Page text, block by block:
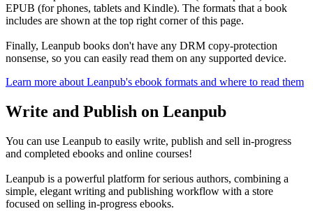
EPUB (for phones, tablets and Kindle). The formats that a book
includes are shown at the top right corner of this page.
Finally, Leanpub books don't have any DRM copy-protection
nonsense, so you can easily read them on any supported device.
Learn more about Leanpub's ebook formats and where to read them
Write and Publish on Leanpub
You can use Leanpub to easily write, publish and sell in-progress
and completed ebooks and online courses!
Leanpub is a powerful platform for serious authors, combining a
simple, elegant writing and publishing workflow with a store
focused on selling in-progress ebooks.